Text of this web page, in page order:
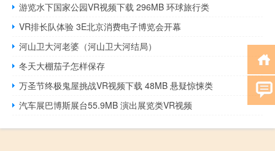
游览水下国家公园VR视频下载 296MB 环球旅行类
VR排长队体验 3E北京消费电子博览会开幕
河山卫大河老婆（河山卫大河结局）
冬天大棚茄子怎样保存
万圣节终极鬼屋挑战VR视频下载 48MB 悬疑惊悚类
汽车展巴博斯展台55.9MB 演出展览类VR视频